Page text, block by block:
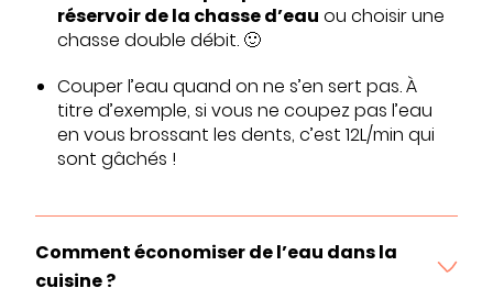
réservoir de la chasse d’eau ou choisir une
chasse double débit. 🙂
Couper l’eau quand on ne s’en sert pas. À
titre d’exemple, si vous ne coupez pas l’eau
en vous brossant les dents, c’est 12L/min qui
sont gâchés !
Comment économiser de l’eau dans la
cuisine ?